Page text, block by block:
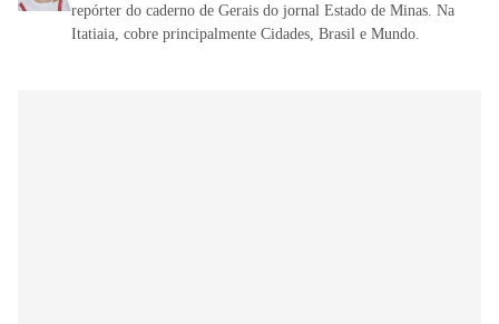
repórter do caderno de Gerais do jornal Estado de Minas. Na
Itatiaia, cobre principalmente Cidades, Brasil e Mundo.